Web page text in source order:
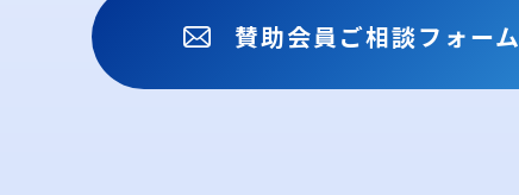
賛助会員ご相談フォーム